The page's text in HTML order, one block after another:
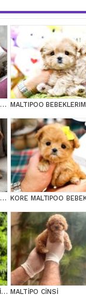
MALTİPOO CİNSİ YAVRULAR EV ÜRETİMİ MALTIPOO BEBEKLERIM
MALTİPOO CİNSİ YAVRULAR EV ÜRETİMİ KORE MALTIPOO
KAHVE TONLU MALTİPOO CİNSİ YAVRULAR MALTİPO CİNSİ